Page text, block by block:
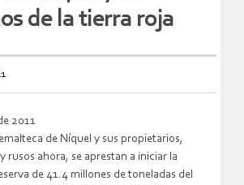
de la tierra roja
2011
de Níquel y sus propietarios,
rusos ahora, se aprestan a iniciar la
de 41.4 millones de toneladas del